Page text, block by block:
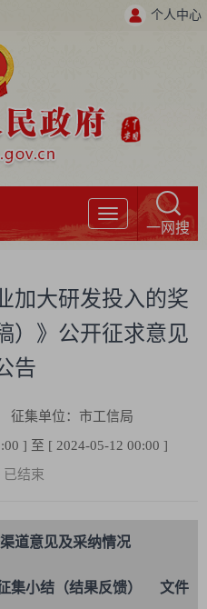
个人中心
导
航
一网搜
加大研发投入的奖
）》公开征求意见
告
征集单位：市工信局
] 至 [ 2024-05-12 00:00 ]
已结束
道意见及采纳情况
集小结（结果反馈） 文件